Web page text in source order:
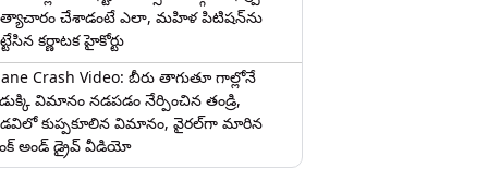
చేశాడంటే ఎలా, మహిళ పిటిషన్‌ను
కర్ణాటక హైకోర్టు
Crash Video: బీరు తాగుతూ గాల్లోనే
విమానం నడపడం నేర్పించిన తండ్రి,
కుప్పకూలిన విమానం, వైరల్‌గా మారిన
అండ్ డ్రైవ్ వీడియో